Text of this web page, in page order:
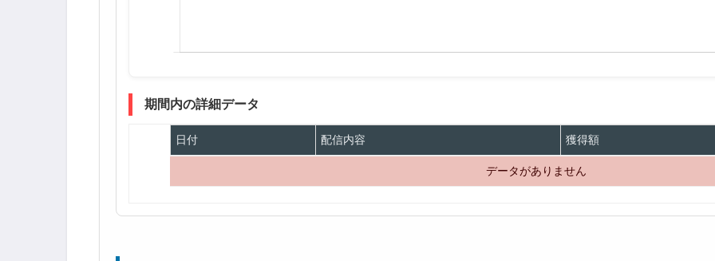
期間内の詳細データ
日付 配信内容 獲得額
データがありません